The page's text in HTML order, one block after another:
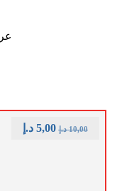
10,00 د.إ 5,00 د.إ